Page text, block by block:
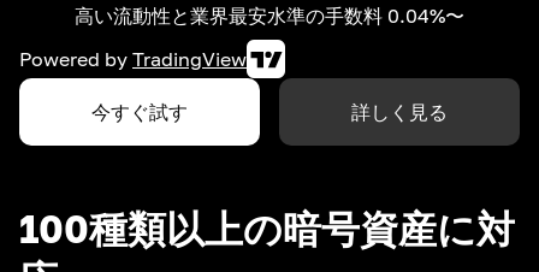
高い流動性と業界最安水準の手数料 0.04%〜
Powered by TradingView
今すぐ試す 詳しく見る
100種類以上の暗号資産に対